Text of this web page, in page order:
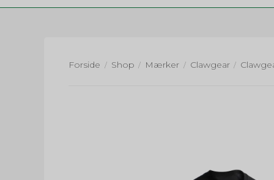
Forside / Shop / Mærker / Clawgear /